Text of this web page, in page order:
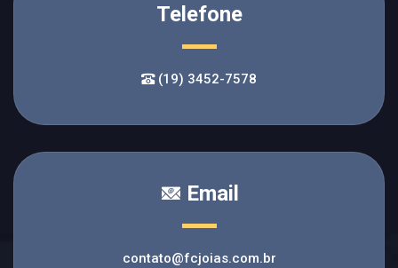
Telefone
(19) 3452-7578
Email
contato@fcjoias.com.br